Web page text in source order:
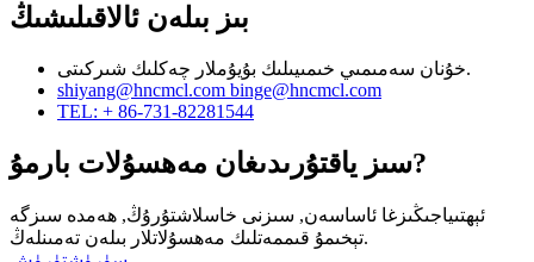
بىز بىلەن ئالاقىلىشىڭ
خۇنان سەمىمىي خىمىيىلىك بۇيۇملار چەكلىك شىركىتى.
shiyang@hncmcl.com binge@hncmcl.com
TEL: + 86-731-82281544
سىز ياقتۇرىدىغان مەھسۇلات بارمۇ?
ئېھتىياجىڭىزغا ئاساسەن, سىزنى خاسلاشتۇرۇڭ, ھەمدە سىزگە
تېخىمۇ قىممەتلىك مەھسۇلاتلار بىلەن تەمىنلەڭ.